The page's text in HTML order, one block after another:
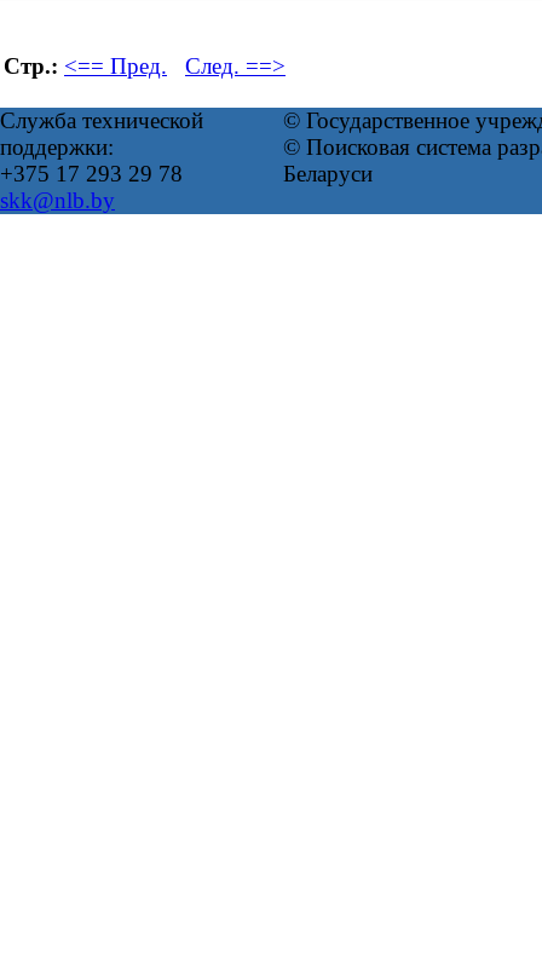
Стр.: <== Пред. След. ==>
Служба технической
поддержки:
+375 17 293 29 78
skk@nlb.by
© Государственное
© Поисковая система
Беларуси